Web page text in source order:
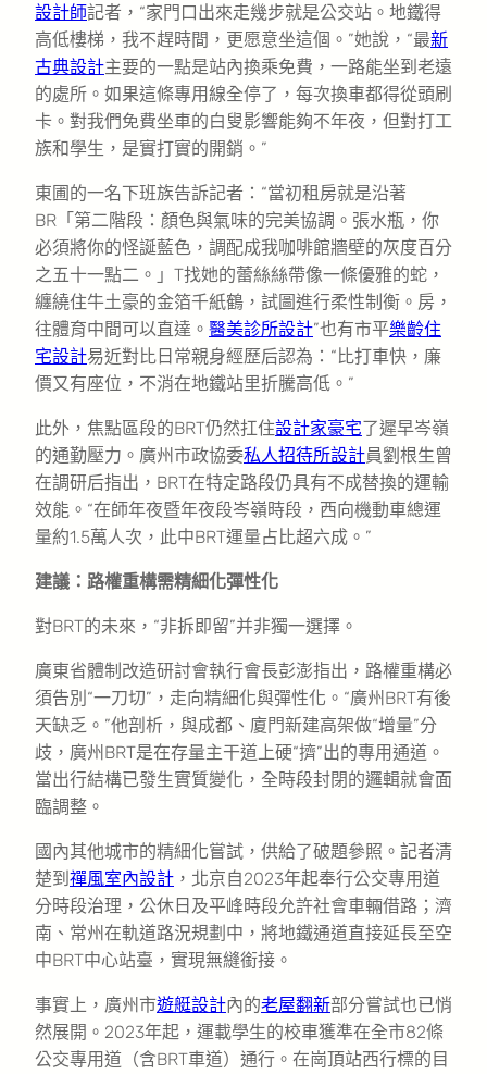
設計師記者，“家門口出來走幾步就是公交站。地鐵得
高低樓梯，我不趕時間，更愿意坐這個。”她說，“最新
古典設計主要的一點是站內換乘免費，一路能坐到老遠
的處所。如果這條專用線全停了，每次換車都得從頭刷
卡。對我們免費坐車的白叟影響能夠不年夜，但對打工
族和學生，是實打實的開銷。”
東圃的一名下班族告訴記者：“當初租房就是沿著
BR「第二階段：顏色與氣味的完美協調。張水瓶，你
必須將你的怪誕藍色，調配成我咖啡館牆壁的灰度百分
之五十一點二。」T找她的蕾絲絲帶像一條優雅的蛇，
纏繞住牛土豪的金箔千紙鶴，試圖進行柔性制衡。房，
往體育中間可以直達。 醫美診所設計”也有市平樂齡住
宅設計易近對比日常親身經歷后認為：“比打車快，廉
價又有座位，不消在地鐵站里折騰高低。”
此外，焦點區段的BRT仍然扛住設計家豪宅了遲早岑嶺
的通勤壓力。廣州市政協委私人招待所設計員劉根生曾
在調研后指出，BRT在特定路段仍具有不成替換的運輸
效能。“在師年夜暨年夜段岑嶺時段，西向機動車總運
量約1.5萬人次，此中BRT運量占比超六成。”
建議：路權重構需精細化彈性化
對BRT的未來，“非拆即留”并非獨一選擇。
廣東省體制改造研討會執行會長彭澎指出，路權重構必
須告別“一刀切”，走向精細化與彈性化。“廣州BRT有後
天缺乏。”他剖析，與成都、廈門新建高架做“增量”分
歧，廣州BRT是在存量主干道上硬“擠”出的專用通道。
當出行結構已發生實質變化，全時段封閉的邏輯就會面
臨調整。
國內其他城市的精細化嘗試，供給了破題參照。記者清
楚到 禪風室內設計 ，北京自2023年起奉行公交專用道
分時段治理，公休日及平峰時段允許社會車輛借路；濟
南、常州在軌道路況規劃中，將地鐵通道直接延長至空
中BRT中心站臺，實現無縫銜接。
事實上，廣州市遊艇設計內的老屋翻新部分嘗試也已悄
然展開。2023年起，運載學生的校車獲準在全市82條
公交專用道（含BRT車道）通行。在崗頂站西行標的目